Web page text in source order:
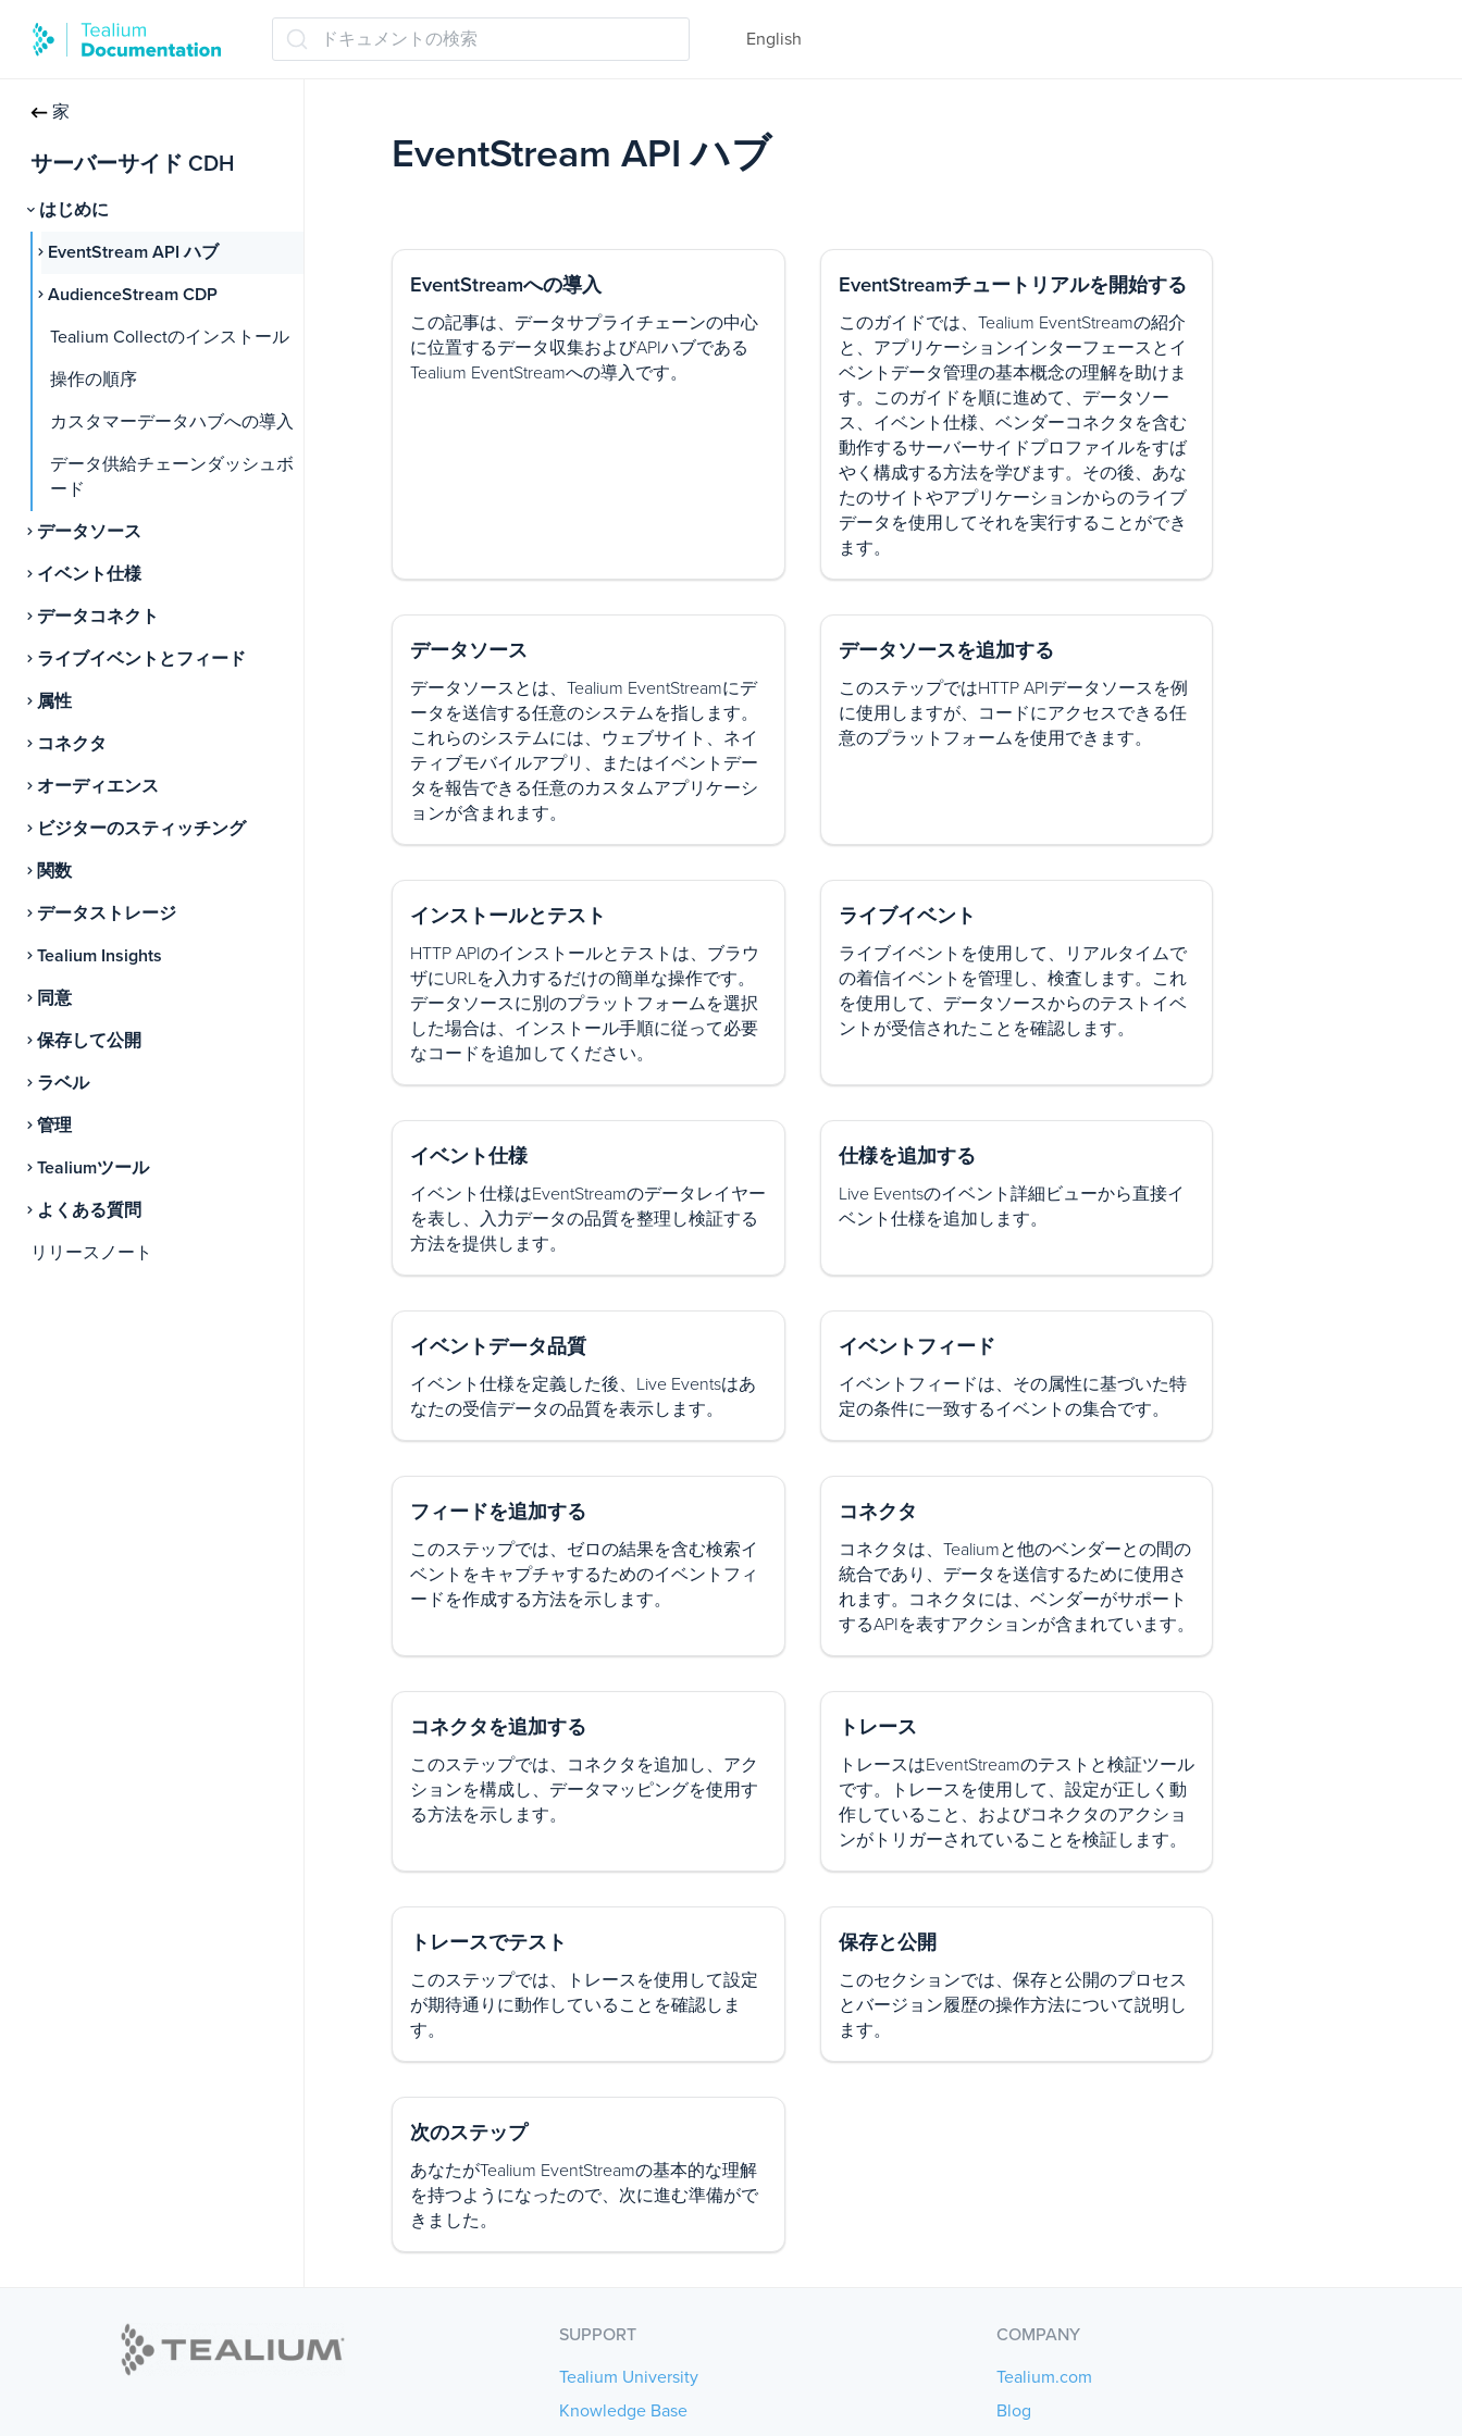
ドキュメントの検索 English
家
サーバーサイド CDH
はじめに
EventStream API ハブ
AudienceStream CDP
Tealium Collectのインストール
操作の順序
カスタマーデータハブへの導入
データ供給チェーンダッシュボ
ード
データソース
イベント仕様
データコネクト
ライブイベントとフィード
属性
コネクタ
オーディエンス
ビジターのスティッチング
関数
データストレージ
Tealium Insights
同意
保存して公開
ラベル
管理
Tealiumツール
よくある質問
リリースノート
EventStream API ハブ
EventStreamへの導入
この記事は、データサプライチェーンの中心
に位置するデータ収集およびAPIハブである
Tealium EventStreamへの導入です。
EventStreamチュートリアルを開始する
このガイドでは、Tealium EventStreamの紹介
と、アプリケーションインターフェースとイ
ベントデータ管理の基本概念の理解を助けま
す。このガイドを順に進めて、データソー
ス、イベント仕様、ベンダーコネクタを含む
動作するサーバーサイドプロファイルをすば
やく構成する方法を学びます。その後、あな
たのサイトやアプリケーションからのライブ
データを使用してそれを実行することができ
ます。
データソース
データソースとは、Tealium EventStreamにデ
ータを送信する任意のシステムを指します。
これらのシステムには、ウェブサイト、ネイ
ティブモバイルアプリ、またはイベントデー
タを報告できる任意のカスタムアプリケーシ
ョンが含まれます。
データソースを追加する
このステップではHTTP APIデータソースを例
に使用しますが、コードにアクセスできる任
意のプラットフォームを使用できます。
インストールとテスト
HTTP APIのインストールとテストは、ブラウ
ザにURLを入力するだけの簡単な操作です。
データソースに別のプラットフォームを選択
した場合は、インストール手順に従って必要
なコードを追加してください。
ライブイベント
ライブイベントを使用して、リアルタイムで
の着信イベントを管理し、検査します。これ
を使用して、データソースからのテストイベ
ントが受信されたことを確認します。
イベント仕様
イベント仕様はEventStreamのデータレイヤー
を表し、入力データの品質を整理し検証する
方法を提供します。
仕様を追加する
Live Eventsのイベント詳細ビューから直接イ
ベント仕様を追加します。
イベントデータ品質
イベント仕様を定義した後、Live Eventsはあ
なたの受信データの品質を表示します。
イベントフィード
イベントフィードは、その属性に基づいた特
定の条件に一致するイベントの集合です。
フィードを追加する
このステップでは、ゼロの結果を含む検索イ
ベントをキャプチャするためのイベントフィ
ードを作成する方法を示します。
コネクタ
コネクタは、Tealiumと他のベンダーとの間の
統合であり、データを送信するために使用さ
れます。コネクタには、ベンダーがサポート
するAPIを表すアクションが含まれています。
コネクタを追加する
このステップでは、コネクタを追加し、アク
ションを構成し、データマッピングを使用す
る方法を示します。
トレース
トレースはEventStreamのテストと検証ツール
です。トレースを使用して、設定が正しく動
作していること、およびコネクタのアクショ
ンがトリガーされていることを検証します。
トレースでテスト
このステップでは、トレースを使用して設定
が期待通りに動作していることを確認しま
す。
保存と公開
このセクションでは、保存と公開のプロセス
とバージョン履歴の操作方法について説明し
ます。
次のステップ
あなたがTealium EventStreamの基本的な理解
を持つようになったので、次に進む準備がで
きました。
SUPPORT
Tealium University
Knowledge Base
COMPANY
Tealium.com
Blog